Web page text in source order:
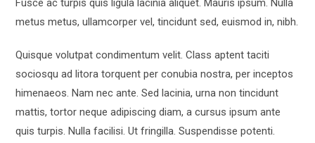
Fusce ac turpis quis ligula lacinia aliquet. Mauris ipsum. Nulla
metus metus, ullamcorper vel, tincidunt sed, euismod in, nibh.
Quisque volutpat condimentum velit. Class aptent taciti
sociosqu ad litora torquent per conubia nostra, per inceptos
himenaeos. Nam nec ante. Sed lacinia, urna non tincidunt
mattis, tortor neque adipiscing diam, a cursus ipsum ante
quis turpis. Nulla facilisi. Ut fringilla. Suspendisse potenti.